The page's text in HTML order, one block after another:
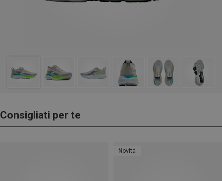
Consigliati per te
Novità